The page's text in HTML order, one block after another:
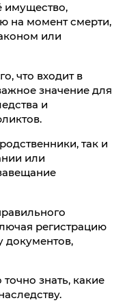
имущество,
на момент смерти,
или
что входит в
значение для
и
так и
или
регистрацию
документов,
знать, какие